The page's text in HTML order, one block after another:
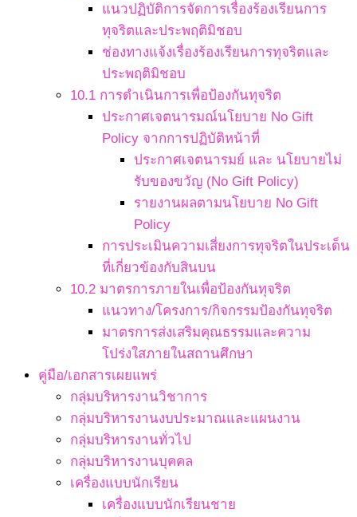
แนวปฏิบัติการจัดการเรื่องร้องเรียนการ
ทุจริตและประพฤติมิชอบ
ช่องทางแจ้งเรื่องร้องเรียนการทุจริตและ
ประพฤติมิชอบ
10.1 การดำเนินการเพื่อป้องกันทุจริต
ประกาศเจตนารมณ์นโยบาย No Gift
Policy จากการปฏิบัติหน้าที่
ประกาศเจตนารมย์ และ นโยบายไม่
รับของขวัญ (No Gift Policy)
รายงานผลตามนโยบาย No Gift
Policy
การประเมินความเสี่ยงการทุจริตในประเด็น
ที่เกี่ยวข้องกับสินบน
10.2 มาตรการภายในเพื่อป้องกันทุจริต
แนวทาง/โครงการ/กิจกรรมป้องกันทุจริต
มาตรการส่งเสริมคุณธรรมและความ
โปร่งใสภายในสถานศึกษา
คู่มือ/เอกสารเผยแพร่
กลุ่มบริหารงานวิชาการ
กลุ่มบริหารงานงบประมาณและแผนงาน
กลุ่มบริหารงานทั่วไป
กลุ่มบริหารงานบุคคล
เครื่องแบบนักเรียน
เครื่องแบบนักเรียนชาย